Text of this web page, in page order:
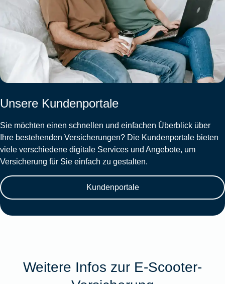
Unsere Kundenportale
Sie möchten einen schnellen und einfachen Überblick über
Ihre bestehenden Versicherungen? Die Kundenportale bieten
viele verschiedene digitale Services und Angebote, um
Versicherung für Sie einfach zu gestalten.
Kundenportale
Weitere Infos zur E-Scooter-